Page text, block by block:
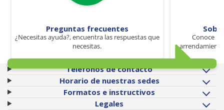
Preguntas frecuentes
¿Necesitas ayuda?, encuentra las respuestas que
necesitas.
Conoce
Teléfonos de contacto
Horario de nuestras sedes
Formatos e instructivos
Legales